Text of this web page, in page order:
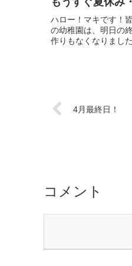
ハロー！マキです！
の幼稚園は、明日の
作りもなくなりました
4月最終日！
コメント